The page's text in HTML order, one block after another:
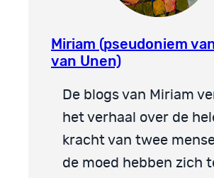
Miriam (pseudoniem
van Unen)
De blogs van Miriam
het verhaal over de
kracht van twee
de moed hebben zich